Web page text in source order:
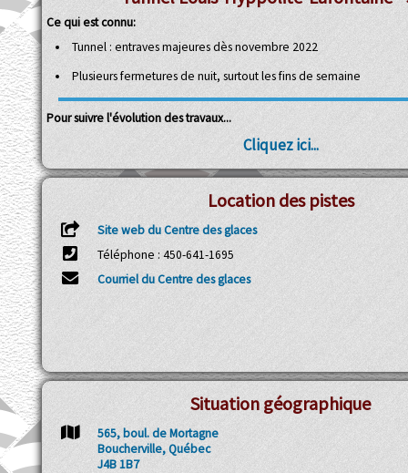
Ce qui est connu:
Tunnel : entraves majeures dès novembre 2022
Plusieurs fermetures de nuit, surtout les fins de semaine
Pour suivre l'évolution des travaux...
Cliquez ici...
Location des pistes
Site web du Centre des glaces
Téléphone : 450-641-1695
Courriel du Centre des glaces
Situation géographique
565, boul. de Mortagne
Boucherville, Québec
J4B 1B7